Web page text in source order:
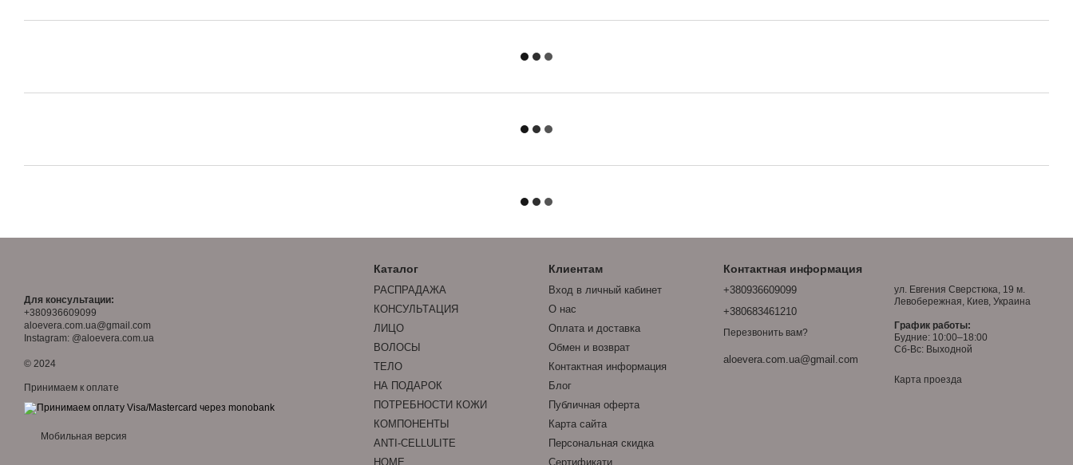
Для консультации:
+380936609099
aloevera.com.ua@gmail.com
Instagram: @aloevera.com.ua
© 2024
Принимаем к оплате
Мобильная версия
Каталог
РАСПРАДАЖА
КОНСУЛЬТАЦИЯ
ЛИЦО
ВОЛОСЫ
ТЕЛО
НА ПОДАРОК
ПОТРЕБНОСТИ КОЖИ
КОМПОНЕНТЫ
ANTI-CELLULITE
HOME
Клиентам
Вход в личный кабинет
О нас
Оплата и доставка
Обмен и возврат
Контактная информация
Блог
Публичная оферта
Карта сайта
Персональная скидка
Сертификати
Контактная информация
+380936609099
+380683461210
Перезвонить вам?
aloevera.com.ua@gmail.com
ул. Евгения Сверстюка, 19 м.
Левобережная, Киев, Украина
График работы:
Будние: 10:00–18:00
Сб-Вс: Выходной
Карта проезда